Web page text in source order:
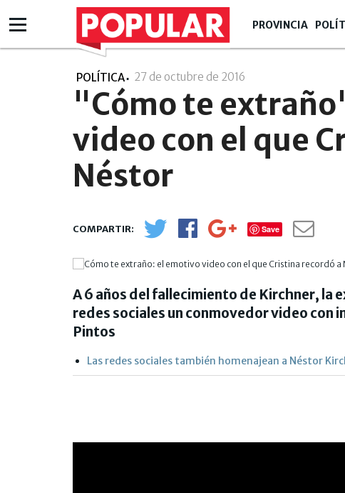
PROVINCIA
POLÍTICA 27 de octubre de 2016
"Cómo te
video con el que
Néstor
Save
A 6 años del fallecimiento de Kirchner, la
redes sociales un conmovedor video con
Pintos
Las redes sociales también homenajean a Néstor